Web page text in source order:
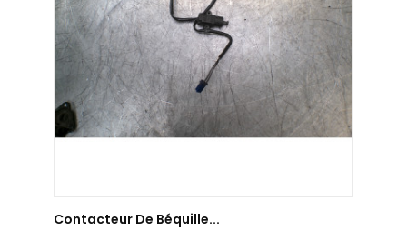
Contacteur De Béquille...